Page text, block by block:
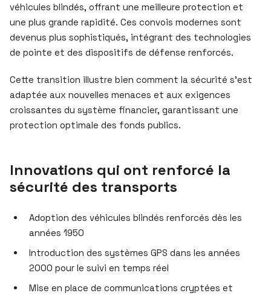
véhicules blindés, offrant une meilleure protection et
une plus grande rapidité. Ces convois modernes sont
devenus plus sophistiqués, intégrant des technologies
de pointe et des dispositifs de défense renforcés.
Cette transition illustre bien comment la sécurité s’est
adaptée aux nouvelles menaces et aux exigences
croissantes du système financier, garantissant une
protection optimale des fonds publics.
Innovations qui ont renforcé la
sécurité des transports
Adoption des véhicules blindés renforcés dès les
années 1950
Introduction des systèmes GPS dans les années
2000 pour le suivi en temps réel
Mise en place de communications cryptées et